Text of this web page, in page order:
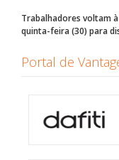
Trabalhadores voltam
quinta-feira (30) para
Portal de